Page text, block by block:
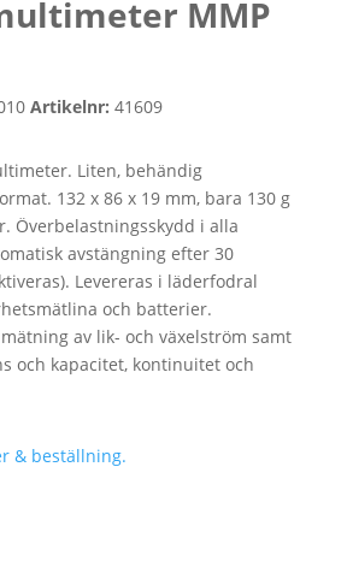
MMP
Artikelnr: 41609
Liten, behändig
132 x 86 x 19 mm, bara 130 g
Överbelastningsskydd i alla
avstängning efter 30
Levereras i läderfodral
och batterier.
av lik- och växelström samt
och kapacitet, kontinuitet och
& beställning.